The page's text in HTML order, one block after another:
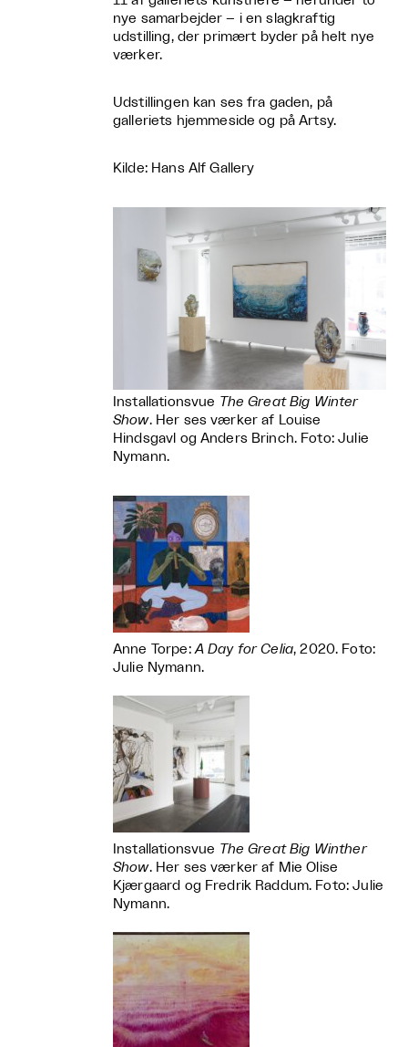
nye samarbejder – i en slagkraftig
udstilling, der primært byder på helt nye
værker.
Udstillingen kan ses fra gaden, på
galleriets hjemmeside og på Artsy.
Kilde: Hans Alf Gallery
Installationsvue The Great Big Winter
Show. Her ses værker af Louise
Hindsgavl og Anders Brinch. Foto: Julie
Nymann.
Anne Torpe: A Day for Celia, 2020. Foto:
Julie Nymann.
Installationsvue The Great Big Winther
Show. Her ses værker af Mie Olise
Kjærgaard og Fredrik Raddum. Foto: Julie
Nymann.